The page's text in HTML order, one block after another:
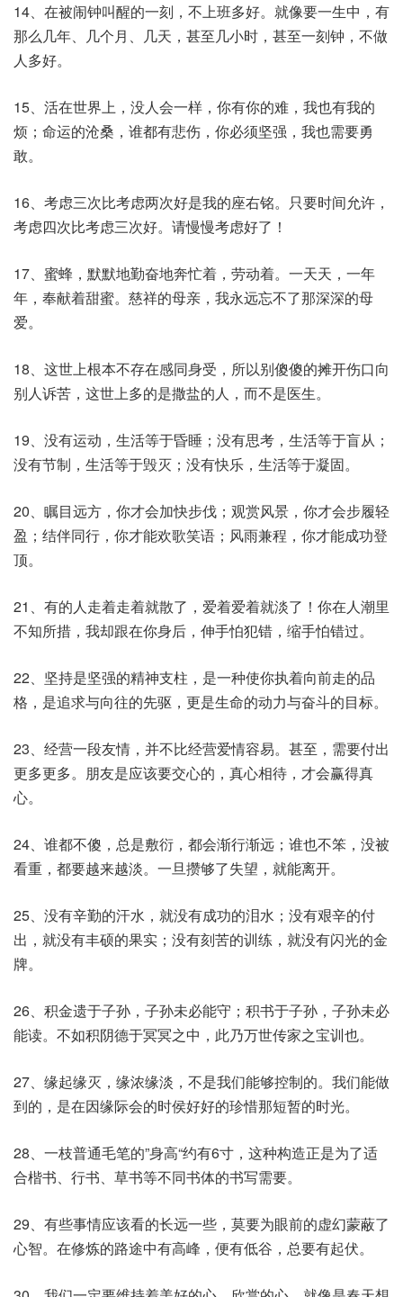
14、在被闹钟叫醒的一刻，不上班多好。就像要一生中，有
那么几年、几个月、几天，甚至几小时，甚至一刻钟，不做
人多好。
15、活在世界上，没人会一样，你有你的难，我也有我的
烦；命运的沧桑，谁都有悲伤，你必须坚强，我也需要勇
敢。
16、考虑三次比考虑两次好是我的座右铭。只要时间允许，
考虑四次比考虑三次好。请慢慢考虑好了！
17、蜜蜂，默默地勤奋地奔忙着，劳动着。一天天，一年
年，奉献着甜蜜。慈祥的母亲，我永远忘不了那深深的母
爱。
18、这世上根本不存在感同身受，所以别傻傻的摊开伤口向
别人诉苦，这世上多的是撒盐的人，而不是医生。
19、没有运动，生活等于昏睡；没有思考，生活等于盲从；
没有节制，生活等于毁灭；没有快乐，生活等于凝固。
20、瞩目远方，你才会加快步伐；观赏风景，你才会步履轻
盈；结伴同行，你才能欢歌笑语；风雨兼程，你才能成功登
顶。
21、有的人走着走着就散了，爱着爱着就淡了！你在人潮里
不知所措，我却跟在你身后，伸手怕犯错，缩手怕错过。
22、坚持是坚强的精神支柱，是一种使你执着向前走的品
格，是追求与向往的先驱，更是生命的动力与奋斗的目标。
23、经营一段友情，并不比经营爱情容易。甚至，需要付出
更多更多。朋友是应该要交心的，真心相待，才会赢得真
心。
24、谁都不傻，总是敷衍，都会渐行渐远；谁也不笨，没被
看重，都要越来越淡。一旦攒够了失望，就能离开。
25、没有辛勤的汗水，就没有成功的泪水；没有艰辛的付
出，就没有丰硕的果实；没有刻苦的训练，就没有闪光的金
牌。
26、积金遗于子孙，子孙未必能守；积书于子孙，子孙未必
能读。不如积阴德于冥冥之中，此乃万世传家之宝训也。
27、缘起缘灭，缘浓缘淡，不是我们能够控制的。我们能做
到的，是在因缘际会的时侯好好的珍惜那短暂的时光。
28、一枝普通毛笔的”身高“约有6寸，这种构造正是为了适
合楷书、行书、草书等不同书体的书写需要。
29、有些事情应该看的长远一些，莫要为眼前的虚幻蒙蔽了
心智。在修炼的路途中有高峰，便有低谷，总要有起伏。